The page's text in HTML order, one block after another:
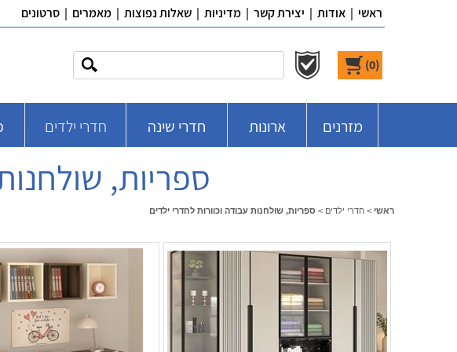
ראשי | אודות | יצירת קשר | מדיניות | שאלות נפוצות | מאמרים | סרטונים
(
0
)
מזרנים ארונות חדרי שינה חדרי ילדים
ספריות,
ראשי > חדרי ילדים > ספריות, שולחנות עבודה וכוורות לחדרי ילדים